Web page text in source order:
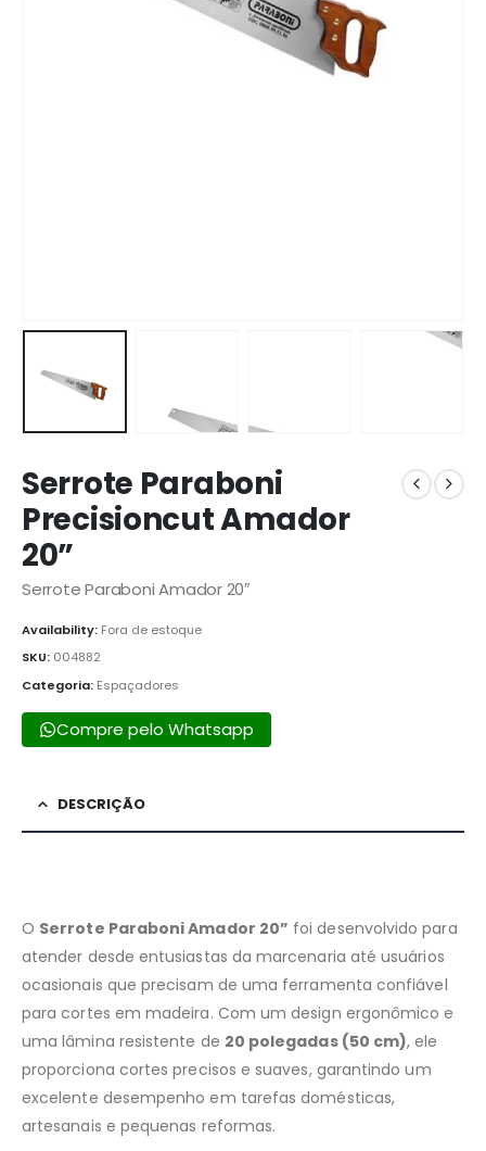
Serrote Paraboni
Precisioncut Amador
20”
Serrote Paraboni Amador 20″
Availability: Fora de estoque
SKU: 004882
Categoria: Espaçadores
Compre pelo Whatsapp
DESCRIÇÃO
O Serrote Paraboni Amador 20” foi desenvolvido para
atender desde entusiastas da marcenaria até usuários
ocasionais que precisam de uma ferramenta confiável
para cortes em madeira. Com um design ergonômico e
uma lâmina resistente de 20 polegadas (50 cm), ele
proporciona cortes precisos e suaves, garantindo um
excelente desempenho em tarefas domésticas,
artesanais e pequenas reformas.